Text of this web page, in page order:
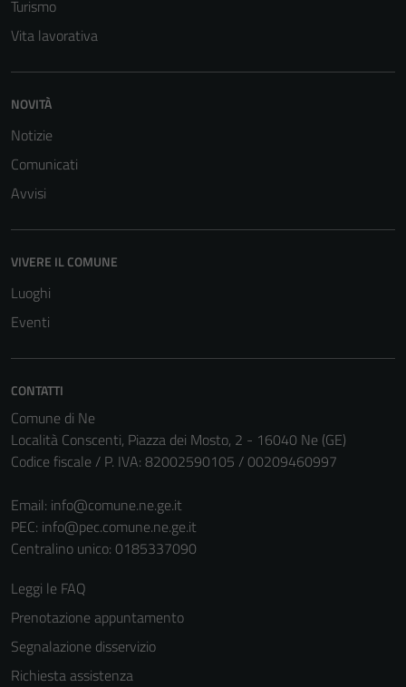
Turismo
Vita lavorativa
NOVITÀ
Notizie
Comunicati
Avvisi
VIVERE IL COMUNE
Luoghi
Eventi
CONTATTI
Comune di Ne
Località Conscenti, Piazza dei Mosto, 2 - 16040 Ne (GE)
Codice fiscale / P. IVA: 82002590105 / 00209460997
Email: info@comune.ne.ge.it
PEC: info@pec.comune.ne.ge.it
Centralino unico: 0185337090
Leggi le FAQ
Prenotazione appuntamento
Segnalazione disservizio
Richiesta assistenza
essere
disabilitati.